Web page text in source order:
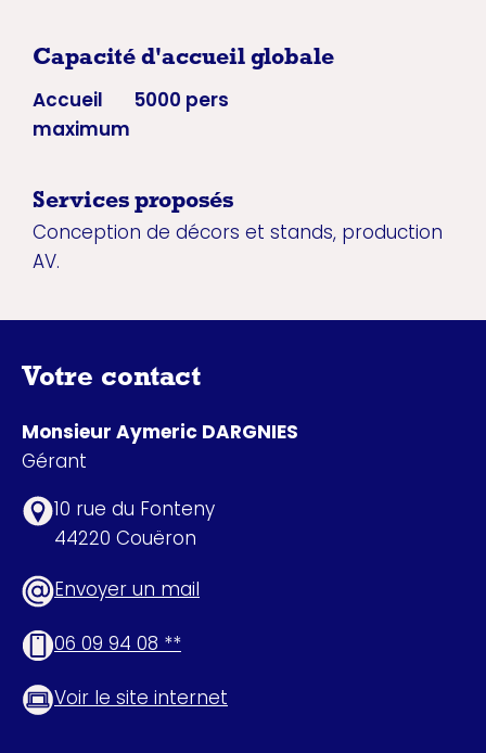
Capacité d'accueil globale
Accueil
maximum
5000 pers
Services proposés
Conception de décors et stands, production
AV.
Votre contact
Monsieur Aymeric DARGNIES
Gérant
10 rue du Fonteny
44220 Couëron
Envoyer un mail
06 09 94 08 **
Voir le site internet